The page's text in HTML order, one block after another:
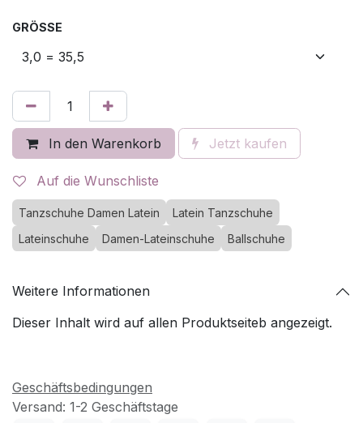
GRÖSSE
In den Warenkorb Jetzt kaufen
Auf die Wunschliste
Tanzschuhe Damen Latein
Latein Tanzschuhe
Lateinschuhe
Damen-Lateinschuhe Ballschuhe
Weitere Informationen
Dieser Inhalt wird auf allen Produktseiteb angezeigt.
Geschäftsbedingungen
Versand: 1-2 Geschäftstage